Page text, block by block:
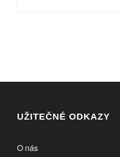
UŽITEČNÉ ODKAZY
O nás